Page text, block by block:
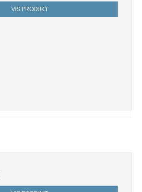
VIS PRODUKT